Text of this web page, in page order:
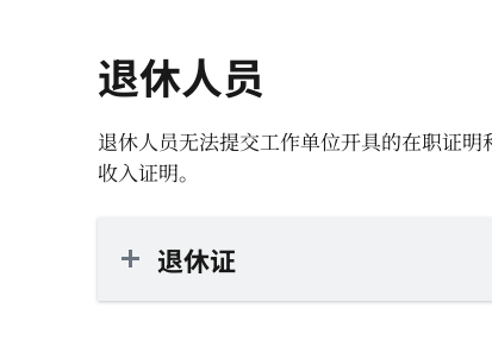
退休人员
退休人员无法提交工作单位开具的在职证
收入证明。
退休证